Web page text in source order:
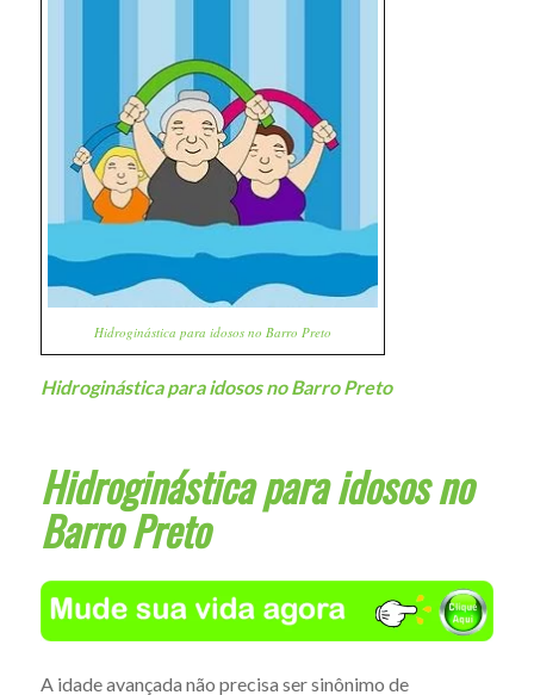
Hidroginástica para idosos no Barro Preto
Hidroginástica para idosos no Barro Preto
Hidroginástica para idosos no
Barro Preto
A idade avançada não precisa ser sinônimo de